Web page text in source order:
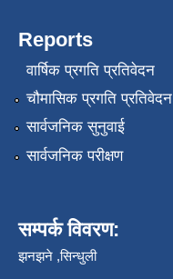
Reports
वार्षिक प्रगति प्रतिवेदन
चौमासिक प्रगति प्रतिवेदन
सार्वजनिक सुनुवाई
सार्वजनिक परीक्षण
सम्पर्क विवरण:
झनझने ,सिन्धुली